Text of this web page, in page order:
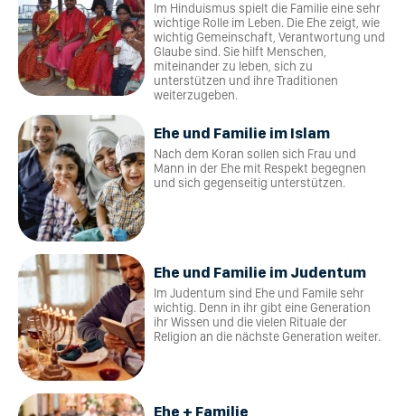
Im Hinduismus spielt die Familie eine sehr
wichtige Rolle im Leben. Die Ehe zeigt, wie
wichtig Gemeinschaft, Verantwortung und
Glaube sind. Sie hilft Menschen,
miteinander zu leben, sich zu
unterstützen und ihre Traditionen
weiterzugeben.
Ehe und Familie im Islam
Nach dem Koran sollen sich Frau und
Mann in der Ehe mit Respekt begegnen
und sich gegenseitig unterstützen.
Ehe und Familie im Judentum
Im Judentum sind Ehe und Famile sehr
wichtig. Denn in ihr gibt eine Generation
ihr Wissen und die vielen Rituale der
Religion an die nächste Generation weiter.
Ehe + Familie